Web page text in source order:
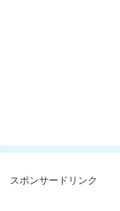
スポンサードリンク